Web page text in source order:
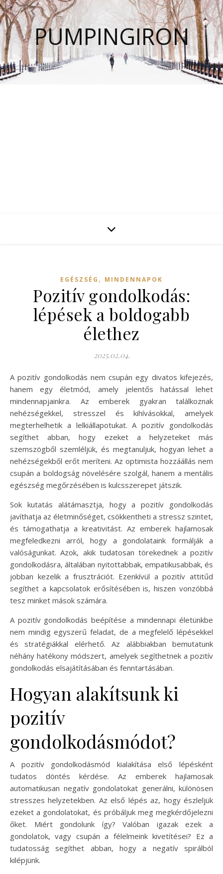
PUMPINGIRON
EGÉSZSÉG , MINDENNAPOK
Pozitív gondolkodás:
lépések a boldogabb
élethez
2025.02.04.
A pozitív gondolkodás nem csupán egy divatos kifejezés,
hanem egy életmód, amely jelentős hatással lehet
mindennapjainkra. Az emberek gyakran találkoznak
nehézségekkel, stresszel és kihívásokkal, amelyek
megterhelhetik a lelkiállapotukat. A pozitív gondolkodás
segíthet abban, hogy ezeket a helyzeteket más
szemszögből szemléljük, és megtanuljuk, hogyan lehet a
nehézségekből erőt meríteni. Az optimista hozzáállás nem
csupán a boldogság növelésére szolgál, hanem a mentális
egészség megőrzésében is kulcsszerepet játszik.
Sok kutatás alátámasztja, hogy a pozitív gondolkodás
javíthatja az életminőséget, csökkentheti a stressz szintet,
és támogathatja a kreativitást. Az emberek hajlamosak
megfeledkezni arról, hogy a gondolataink formálják a
valóságunkat. Azok, akik tudatosan törekednek a pozitív
gondolkodásra, általában nyitottabbak, empatikusabbak, és
jobban kezelik a frusztrációt. Ezenkívül a pozitív attitűd
segíthet a kapcsolatok erősítésében is, hiszen vonzóbbá
tesz minket mások számára.
A pozitív gondolkodás beépítése a mindennapi életünkbe
nem mindig egyszerű feladat, de a megfelelő lépésekkel
és stratégiákkal elérhető. Az alábbiakban bemutatunk
néhány hatékony módszert, amelyek segíthetnek a pozitív
gondolkodás elsajátításában és fenntartásában.
Hogyan alakítsunk ki
pozitív
gondolkodásmódot?
A pozitív gondolkodásmód kialakítása első lépésként
tudatos döntés kérdése. Az emberek hajlamosak
automatikusan negatív gondolatokat generálni, különösen
stresszes helyzetekben. Az első lépés az, hogy észleljük
ezeket a gondolatokat, és próbáljuk meg megkérdőjelezni
őket. Miért gondolunk így? Valóban igazak ezek a
gondolatok, vagy csupán a félelmeink kivetítései? Ez a
tudatosság segíthet abban, hogy a negatív spirálból
kilépjünk.